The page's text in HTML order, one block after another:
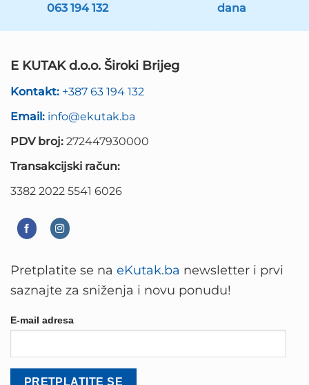
063 194 132
dana
E KUTAK d.o.o. Široki Brijeg
Kontakt: +387 63 194 132
Email: info@ekutak.ba
PDV broj: 272447930000
Transakcijski račun:
3382 2022 5541 6026
Pretplatite se na eKutak.ba newsletter i prvi
saznajte za sniženja i novu ponudu!
E-mail adresa